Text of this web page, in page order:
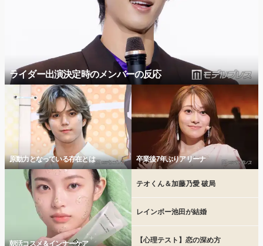
ライダー出演決定時のメンバーの反応
原動力となっている存在とは 卒業後7年ぶりアリーナ
朝活コスメ＆インナーケア
テオくん＆加藤乃愛 破局
レインボー池田が結婚
【心理テスト】恋の深め方